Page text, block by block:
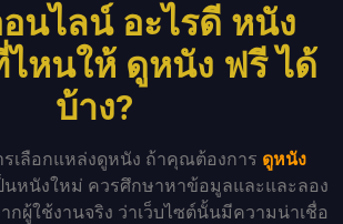
นไลน์ อะไรดี หนัง
หนให้ ดูหนัง ฟรี ได้
บ้าง?
เลือกแหล่งดูหนัง ถ้าคุณต้องการ ดูหนัง
นหนังใหม่ ควรศึกษาหาข้อมูลและและลอง
ผู้ใช้งานจริง ว่าเว็บไซต์นั้นมีความน่าเชื่อ